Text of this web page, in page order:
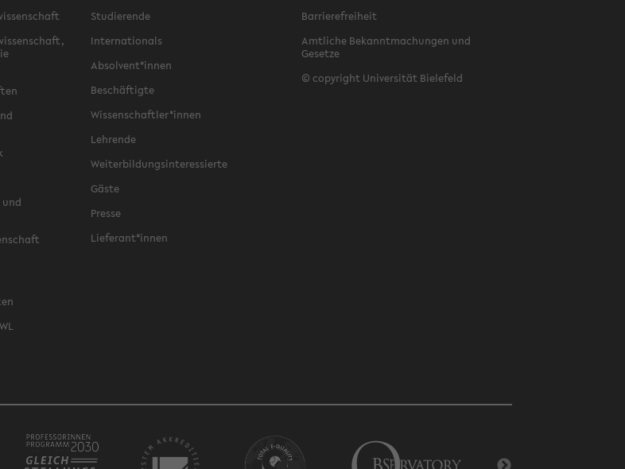
Studierende
Internationals
Absolvent*innen
Beschäftigte
Wissenschaftler*innen
Lehrende
Weiterbildungsinteressierte
Gäste
Presse
Lieferant*innen
Barrierefreiheit
Amtliche Bekanntmachungen und
Gesetze
© copyright Universität Bielefeld